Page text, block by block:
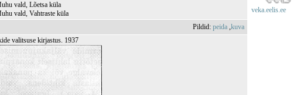
veka.eelis.ee
vald, Lõetsa küla
vald, Vahtraste küla
Pildid:peida ,kuva
valitsuse kirjastus. 1937